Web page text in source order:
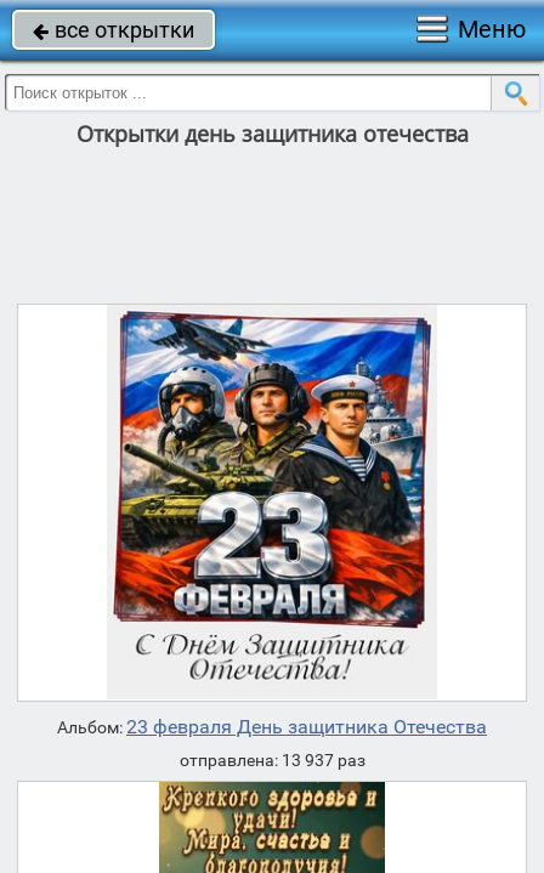
 все открытки Меню
Открытки день защитника отечества
Альбом: 23 февраля День защитника Отечества
отправлена: 13 937 раз